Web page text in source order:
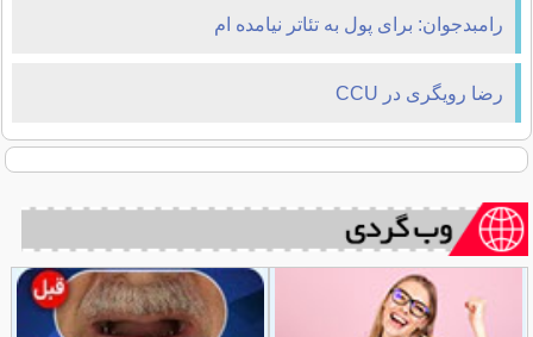
رامبدجوان: برای پول به تئاتر نیامده ام
رضا رویگری در CCU